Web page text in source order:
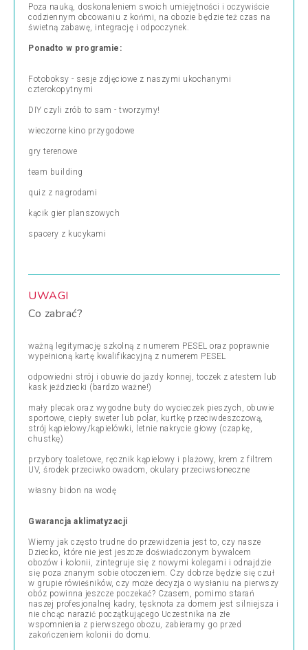
Poza nauką, doskonaleniem swoich umiejętności i oczywiście
codziennym obcowaniu z końmi, na obozie będzie też czas na
świetną zabawę, integrację i odpoczynek.
Ponadto w programie:
Fotoboksy - sesje zdjęciowe z naszymi ukochanymi
czterokopytnymi
DIY czyli zrób to sam - tworzymy!
wieczorne kino przygodowe
gry terenowe
team building
quiz z nagrodami
kącik gier planszowych
spacery z kucykami
UWAGI
Co zabrać?
ważną legitymację szkolną z numerem PESEL oraz poprawnie
wypełnioną kartę kwalifikacyjną z numerem PESEL
odpowiedni strój i obuwie do jazdy konnej, toczek z atestem lub
kask jeździecki (bardzo ważne!)
mały plecak oraz wygodne buty do wycieczek pieszych, obuwie
sportowe, ciepły sweter lub polar, kurtkę przeciwdeszczową,
strój kąpielowy/kąpielówki, letnie nakrycie głowy (czapkę,
chustkę)
przybory toaletowe, ręcznik kąpielowy i plażowy, krem z filtrem
UV, środek przeciwko owadom, okulary przeciwsłoneczne
własny bidon na wodę
Gwarancja aklimatyzacji
Wiemy jak często trudne do przewidzenia jest to, czy nasze
Dziecko, które nie jest jeszcze doświadczonym bywalcem
obozów i kolonii, zintegruje się z nowymi kolegami i odnajdzie
się poza znanym sobie otoczeniem. Czy dobrze będzie się czuł
w grupie rówieśników, czy może decyzja o wysłaniu na pierwszy
obóz powinna jeszcze poczekać? Czasem, pomimo starań
naszej profesjonalnej kadry, tęsknota za domem jest silniejsza i
nie chcąc narazić początkującego Uczestnika na złe
wspomnienia z pierwszego obozu, zabieramy go przed
zakończeniem kolonii do domu.